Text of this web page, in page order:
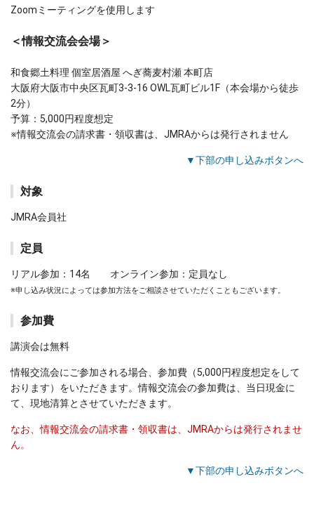
Zoomミーティングを使用します
＜情報交流会会場＞
和食郷土料理 個室居酒屋 へぎ蕎麦村瀬 本町店
大阪府大阪市中央区瓦町3-3-16 OWL瓦町ビル1F（本会場から徒歩
2分）
予算：5,000円程度想定
※情報交流会の請求書・領収書は、JMRAからは発行されません
▼下部の申し込みボタンへ
対象
JMRA会員社
定員
リアル参加：14名 オンライン参加：定員なし
※申し込み状況によっては参加方法をご相談させていただくこともございます。
参加費
講演会は無料
情報交流会にご参加される場合、参加費（5,000円程度想定をして
おります）をいただきます。情報交流会の参加費は、当日現金に
て、現地清算とさせていただきます。
なお、情報交流会の請求書・領収書は、JMRAからは発行されませ
ん。
▼下部の申し込みボタンへ